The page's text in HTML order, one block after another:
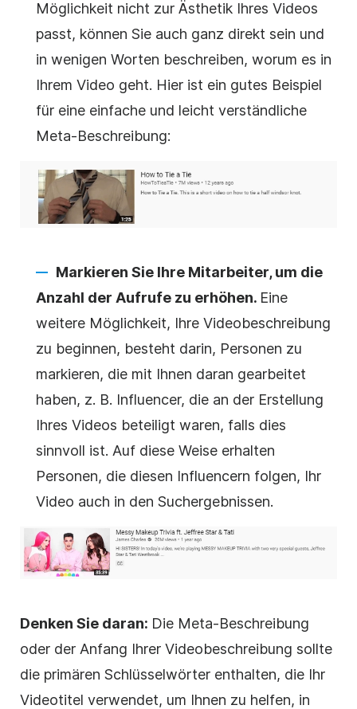
Möglichkeit nicht zur Ästhetik Ihres Videos
passt, können Sie auch ganz direkt sein und
in wenigen Worten beschreiben, worum es in
Ihrem Video geht. Hier ist ein gutes Beispiel
für eine einfache und leicht verständliche
Meta-Beschreibung:
Markieren Sie Ihre Mitarbeiter, um die
Anzahl der Aufrufe zu erhöhen. Eine
weitere Möglichkeit, Ihre Videobeschreibung
zu beginnen, besteht darin, Personen zu
markieren, die mit Ihnen daran gearbeitet
haben, z. B. Influencer, die an der Erstellung
Ihres Videos beteiligt waren, falls dies
sinnvoll ist. Auf diese Weise erhalten
Personen, die diesen Influencern folgen, Ihr
Video auch in den Suchergebnissen.
Denken Sie daran: Die Meta-Beschreibung
oder der Anfang Ihrer Videobeschreibung sollte
die primären Schlüsselwörter enthalten, die Ihr
Videotitel verwendet, um Ihnen zu helfen, in